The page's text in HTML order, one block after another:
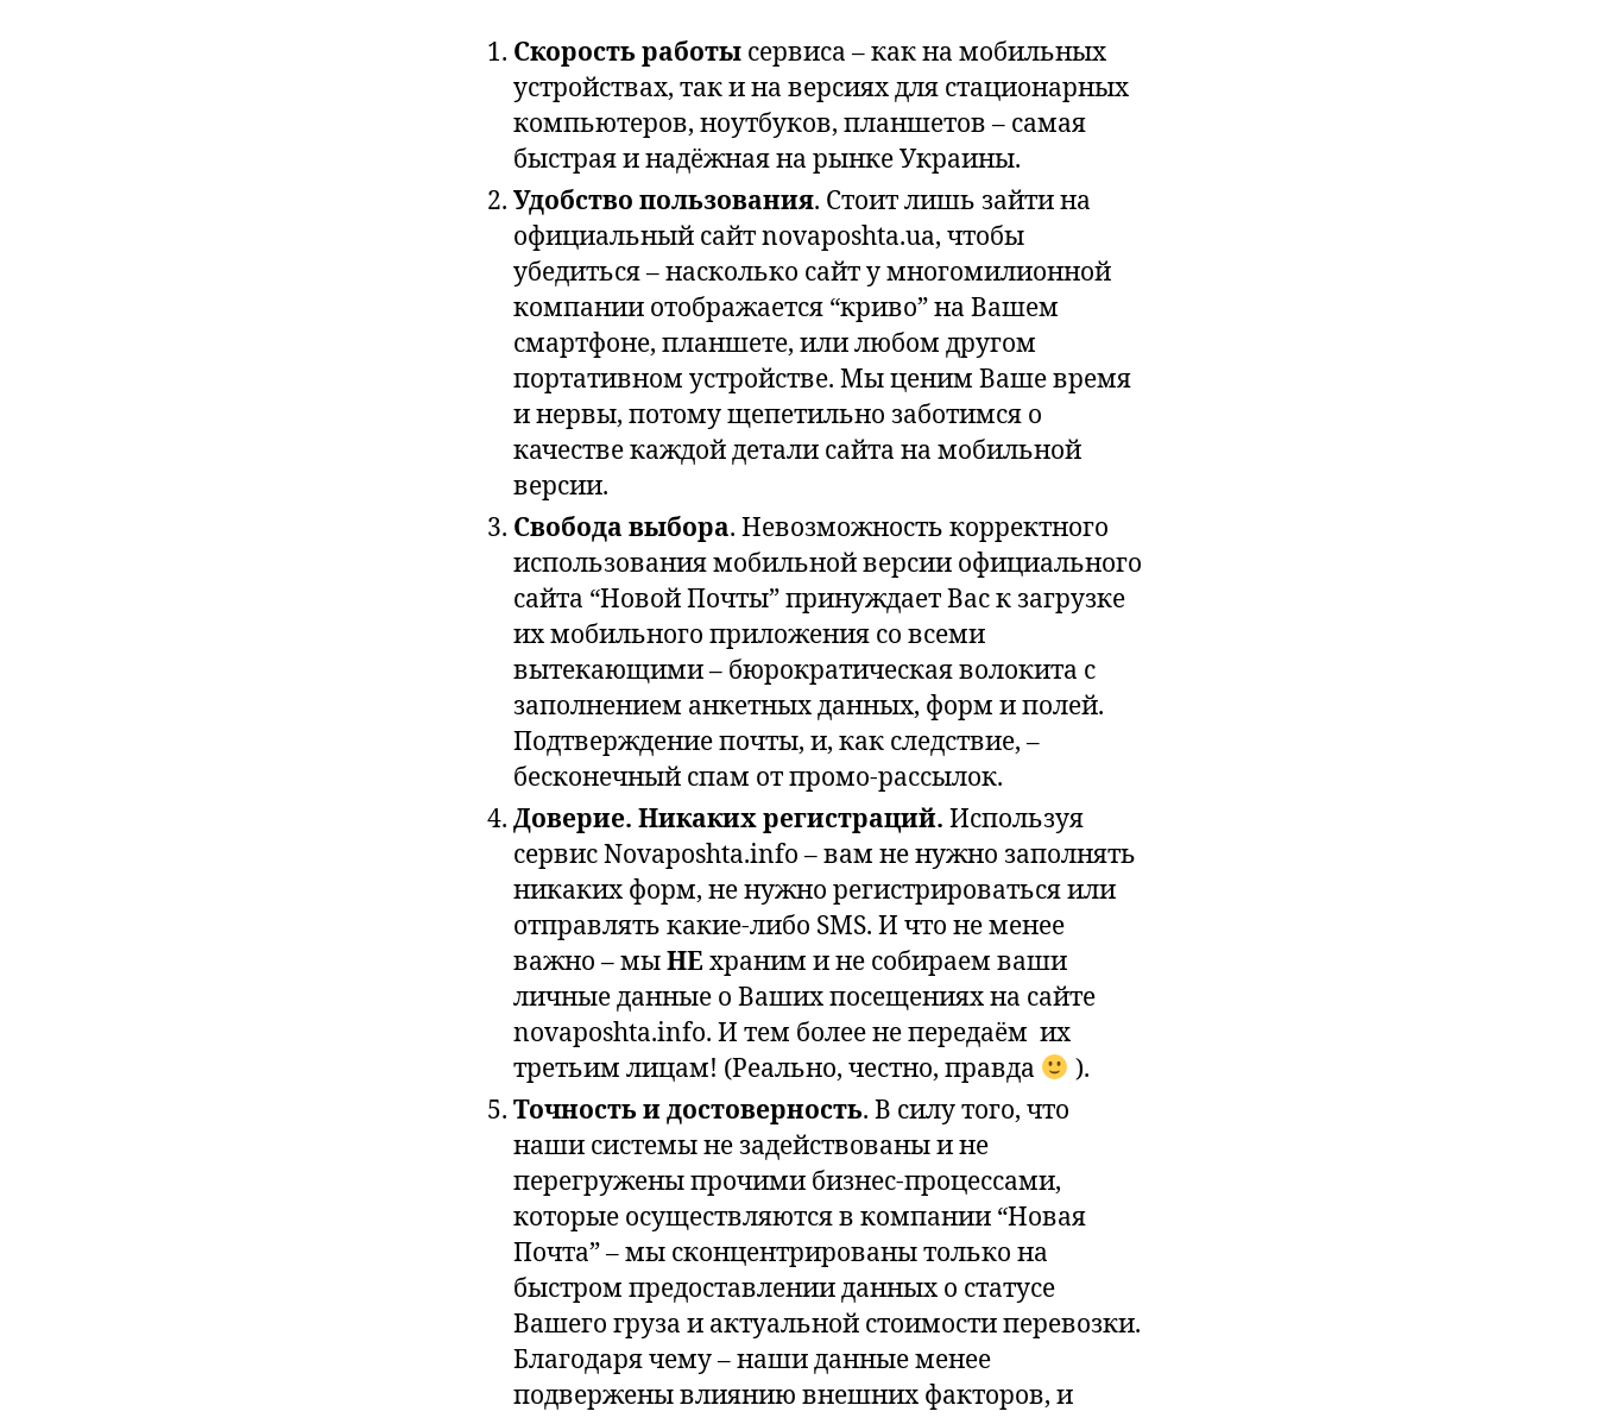
Скорость работы сервиса – как на мобильных
устройствах, так и на версиях для стационарных
компьютеров, ноутбуков, планшетов – самая
быстрая и надёжная на рынке Украины.
Удобство пользования. Стоит лишь зайти на
официальный сайт novaposhta.ua, чтобы
убедиться – насколько сайт у многомилионной
компании отображается “криво” на Вашем
смартфоне, планшете, или любом другом
портативном устройстве. Мы ценим Ваше время
и нервы, потому щепетильно заботимся о
качестве каждой детали сайта на мобильной
версии.
Свобода выбора. Невозможность корректного
использования мобильной версии официального
сайта “Новой Почты” принуждает Вас к загрузке
их мобильного приложения со всеми
вытекающими – бюрократическая волокита с
заполнением анкетных данных, форм и полей.
Подтверждение почты, и, как следствие, –
бесконечный спам от промо-рассылок.
Доверие. Никаких регистраций. Используя
сервис Novaposhta.info – вам не нужно заполнять
никаких форм, не нужно регистрироваться или
отправлять какие-либо SMS. И что не менее
важно – мыНЕ храним и не собираем ваши
личные данные о Ваших посещениях на сайте
novaposhta.info. И тем более не передаём их
третьим лицам! (Реально, честно, правда
).
Точность и достоверность. В силу того, что
наши системы не задействованы и не
перегружены прочими бизнес-процессами,
которые осуществляются в компании “Новая
Почта” – мы сконцентрированы только на
быстром предоставлении данных о статусе
Вашего груза и актуальной стоимости перевозки.
Благодаря чему – наши данные менее
подвержены влиянию внешних факторов, и